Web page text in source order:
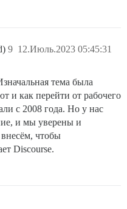
12.Июль.2023 05:45:31
9
тема была
и как перейти от рабочего
с 2008 года. Но у нас
и мы уверены и
чтобы
Discourse.